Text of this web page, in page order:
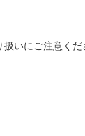
いにご注意くだ